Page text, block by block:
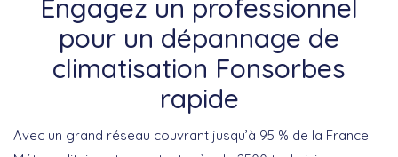
Engagez un professionnel
pour un dépannage de
climatisation Fonsorbes
rapide
Avec un grand réseau couvrant jusqu’à 95 % de la France